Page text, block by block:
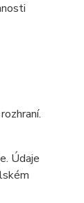
Údaje